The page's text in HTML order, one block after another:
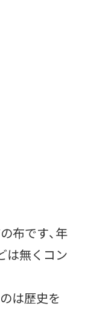
布です、年
は無くコン
は歴史を